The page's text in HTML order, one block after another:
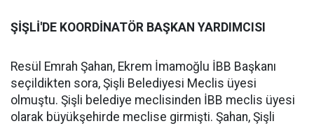
ŞİŞLİ'DE KOORDİNATÖR BAŞKAN YARDIMCISI
Resül Emrah Şahan, Ekrem İmamoğlu İBB Başkanı
seçildikten sora, Şişli Belediyesi Meclis üyesi
olmuştu. Şişli belediye meclisinden İBB meclis üyesi
olarak büyükşehirde meclise girmişti. Şahan, Şişli